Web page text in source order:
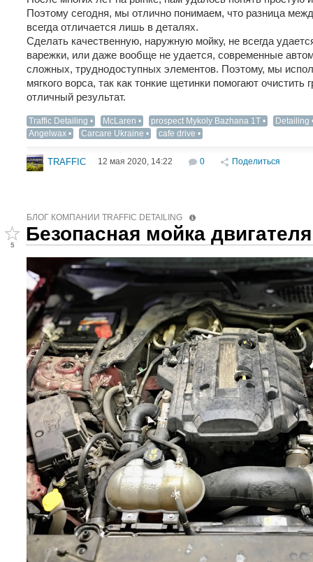
Поэтому сегодня, мы отлично понимаем, что разница
всегда отличается лишь в деталях.
Сделать качественную, наружную мойку, не всегда
варежки, или даже вообще не удается, современные
сложных, труднодоступных элементов. Поэтому, мы
мягкого ворса, так как тонкие щетинки помогают очистить
отличный результат.
Traffic Detailing McLaren prospect Mykoly Bazhana 1T
Detailing‬
Angelwax
Carcare Ukraine cafe drive
TRAFFIC 12 мая 2020, 14:22 0 Поделиться
БЛОГ КОМПАНИИ TRAFFIC DETAILING
5
Безопасная мойка